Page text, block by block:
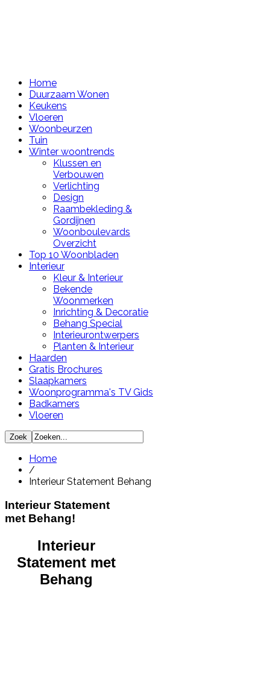
Home
Duurzaam Wonen
Keukens
Vloeren
Woonbeurzen
Tuin
Winter woontrends
Klussen en
Verbouwen
Verlichting
Design
Raambekleding &
Gordijnen
Woonboulevards
Overzicht
Top 10 Woonbladen
Interieur
Kleur & Interieur
Bekende
Woonmerken
Inrichting & Decoratie
Behang Special
Interieurontwerpers
Planten & Interieur
Haarden
Gratis Brochures
Slaapkamers
Woonprogramma's TV Gids
Badkamers
Vloeren
Home
/
Interieur Statement Behang
Interieur Statement
met Behang!
Interieur
Statement met
Behang